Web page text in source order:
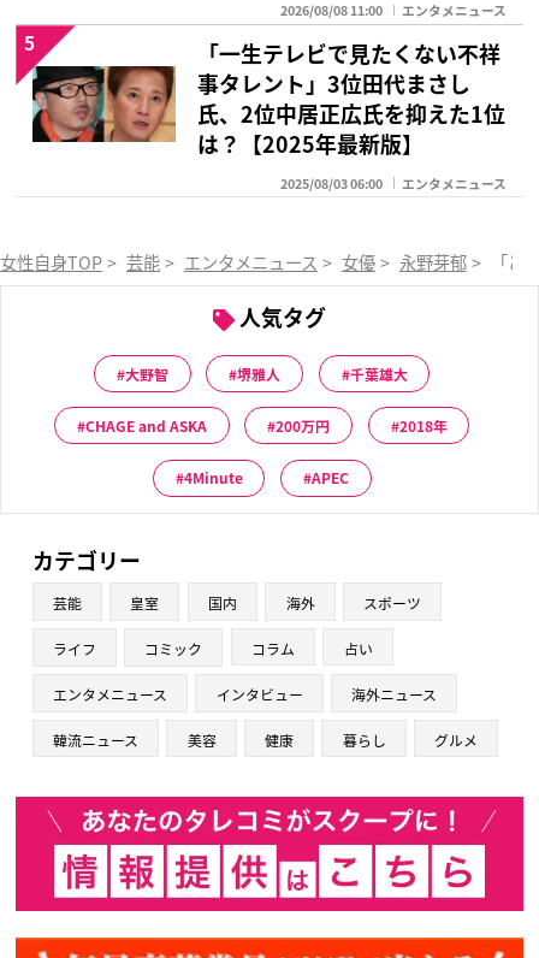
2026/08/08 11:00 エンタメニュース
「一生テレビで見たくない不祥
事タレント」3位田代まさし
氏、2位中居正広氏を抑えた1位
は？【2025年最新版】
2025/08/03 06:00 エンタメニュース
5
女性自身TOP > 芸能 > エンタメニュース > 女優 > 永野芽郁 > 「
人気タグ
大野智 堺雅人 千葉雄大
CHAGE and ASKA 200万円 2018年
4Minute APEC
カテゴリー
芸能 皇室 国内 海外 スポーツ
ライフ コミック コラム 占い
エンタメニュース インタビュー 海外ニュース
韓流ニュース 美容 健康 暮らし グルメ